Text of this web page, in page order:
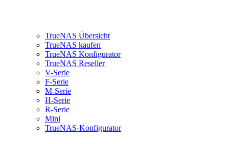
TrueNAS Übersicht
TrueNAS kaufen
TrueNAS Konfigurator
TrueNAS Reseller
V-Serie
F-Serie
M-Serie
H-Serie
R-Serie
Mini
TrueNAS-Konfigurator